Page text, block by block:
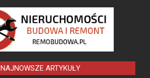
NAJNOWSZE ARTYKUŁY